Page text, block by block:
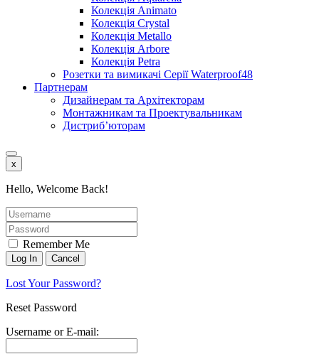
Колекція Animato
Колекція Crystal
Колекція Metallo
Колекція Arbore
Колекція Petra
Розетки та вимикачі Серії Waterproof48
Партнерам
Дизайнерам та Архітекторам
Монтажникам та Проектувальникам
Дистриб’юторам
x
Hello, Welcome Back!
Remember Me
Lost Your Password?
Reset Password
Username or E-mail: